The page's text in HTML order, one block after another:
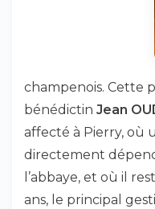
champenois. Cette
bénédictin Jean
affecté à Pierry, où
directement
l’abbaye, et où il
ans, le principal